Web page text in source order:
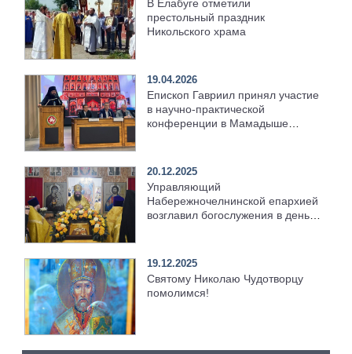
В Елабуге отметили
престольный праздник
Никольского храма
19.04.2026
Епископ Гавриил принял участие
в научно-практической
конференции в Мамадыше
20.12.2025
Управляющий
Набережночелнинской епархией
возглавил богослужения в день
19.12.2025
Святому Николаю Чудотворцу
помолимся!